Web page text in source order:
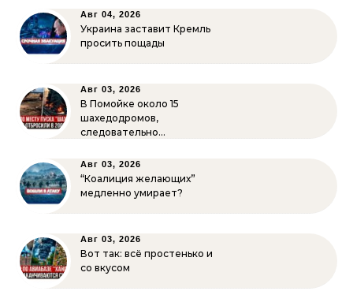
Авг 04, 2026
Украина заставит Кремль
просить пощады
Авг 03, 2026
В Помойке около 15
шахедодромов,
следовательно…
Авг 03, 2026
“Коалиция желающих”
медленно умирает?
Авг 03, 2026
Вот так: всё простенько и
со вкусом